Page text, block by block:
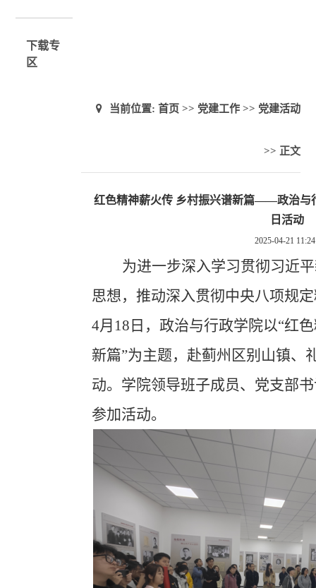
下载专
区
当前位置: 首页 >> 党建工作>> 党建活动
>> 正文
红色精神薪火传 乡村振兴谱新篇——政治与
日活动
2025-04-21 11:24
为进一步深入学习贯彻习近
思想，推动深入贯彻中央八项规
4月18日，政治与行政学院以“红
新篇”为主题，赴蓟州区别山镇、
动。学院领导班子成员、党支部
参加活动。